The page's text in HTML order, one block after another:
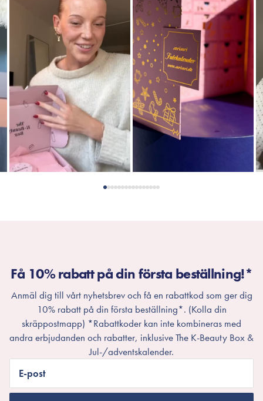
Få 10% rabatt på din första beställning!*
Anmäl dig till vårt nyhetsbrev och få en rabattkod som ger dig
10% rabatt på din första beställning*. (Kolla din
skräppostmapp) *Rabattkoder kan inte kombineras med
andra erbjudanden och rabatter, inklusive The K-Beauty Box &
Jul-/adventskalender.
E-post